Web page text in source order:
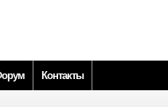
Контакты